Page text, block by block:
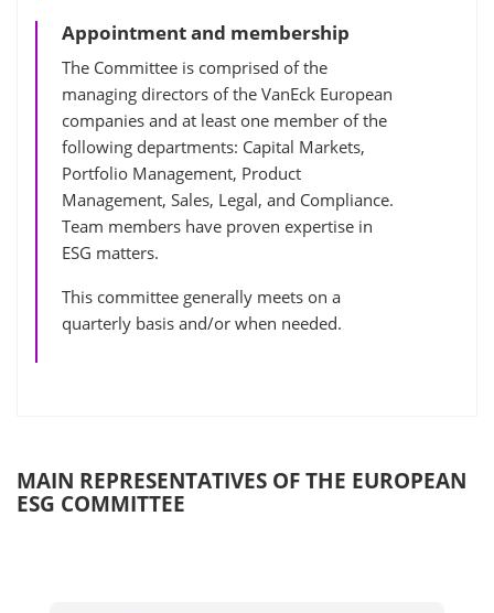
Appointment and membership
The Committee is comprised of the
managing directors of the VanEck European
companies and at least one member of the
following departments: Capital Markets,
Portfolio Management, Product
Management, Sales, Legal, and Compliance.
Team members have proven expertise in
ESG matters.
This committee generally meets on a
quarterly basis and/or when needed.
MAIN REPRESENTATIVES OF THE EUROPEAN
ESG COMMITTEE